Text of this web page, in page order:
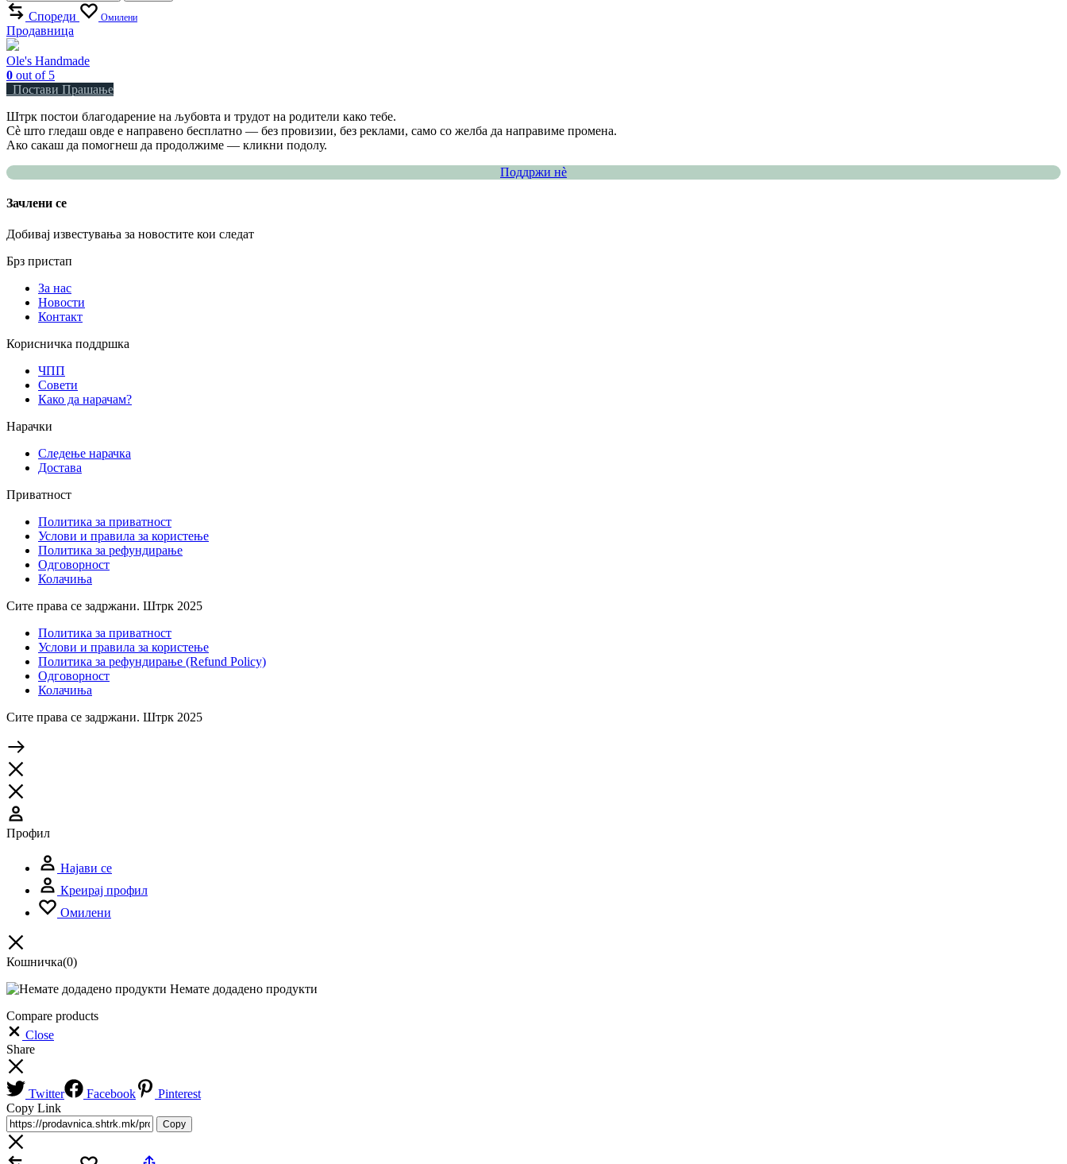
Спореди Омилени
Продавница
Ole's Handmade
0 out of 5
Постави Прашање
Штрк постои благодарение на љубовта и трудот на родители како тебе.
Сè што гледаш овде е направено бесплатно — без провизии, без реклами, само со желба да направиме промена.
Ако сакаш да помогнеш да продолжиме — кликни подолу.
Поддржи нѐ
Зачлени се
Добивај известувања за новостите кои следат
Брз пристап
За нас
Новости
Контакт
Корисничка поддршка
ЧПП
Совети
Како да нарачам?
Нарачки
Следење нарачка
Достава
Приватност
Политика за приватност
Услови и правила за користење
Политика за рефундирање
Одговорност
Колачиња
Сите права се задржани. Штрк 2025
Политика за приватност
Услови и правила за користење
Политика за рефундирање (Refund Policy)
Одговорност
Колачиња
Сите права се задржани. Штрк 2025
Профил
Најави се
Креирај профил
Омилени
Кошничка(0)
Немате додадено продукти
Compare products
Close
Share
Twitter Facebook
Pinterest
Copy Link
Copy